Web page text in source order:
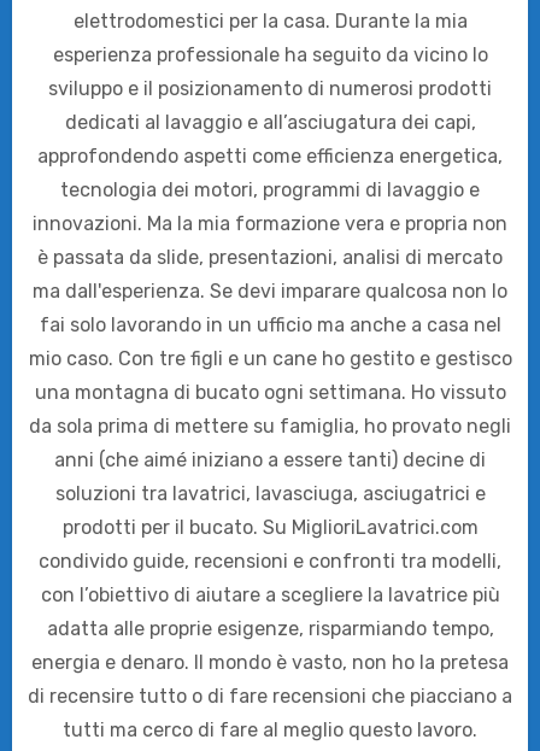
elettrodomestici per la casa. Durante la mia
esperienza professionale ha seguito da vicino lo
sviluppo e il posizionamento di numerosi prodotti
dedicati al lavaggio e all’asciugatura dei capi,
approfondendo aspetti come efficienza energetica,
tecnologia dei motori, programmi di lavaggio e
innovazioni. Ma la mia formazione vera e propria non
è passata da slide, presentazioni, analisi di mercato
ma dall'esperienza. Se devi imparare qualcosa non lo
fai solo lavorando in un ufficio ma anche a casa nel
mio caso. Con tre figli e un cane ho gestito e gestisco
una montagna di bucato ogni settimana. Ho vissuto
da sola prima di mettere su famiglia, ho provato negli
anni (che aimé iniziano a essere tanti) decine di
soluzioni tra lavatrici, lavasciuga, asciugatrici e
prodotti per il bucato. Su MiglioriLavatrici.com
condivido guide, recensioni e confronti tra modelli,
con l’obiettivo di aiutare a scegliere la lavatrice più
adatta alle proprie esigenze, risparmiando tempo,
energia e denaro. Il mondo è vasto, non ho la pretesa
di recensire tutto o di fare recensioni che piacciano a
tutti ma cerco di fare al meglio questo lavoro.